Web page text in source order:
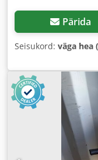
Pärida
Seisukord: väga hea